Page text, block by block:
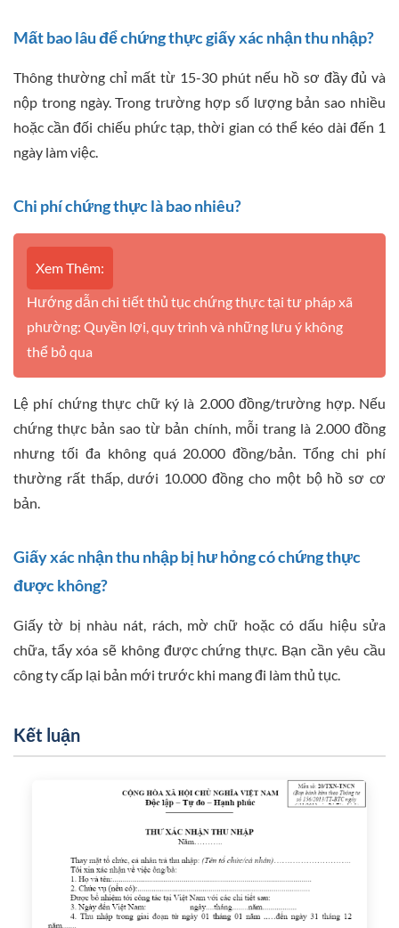
Mất bao lâu để chứng thực giấy xác nhận thu nhập?
Thông thường chỉ mất từ 15-30 phút nếu hồ sơ đầy đủ và
nộp trong ngày. Trong trường hợp số lượng bản sao nhiều
hoặc cần đối chiếu phức tạp, thời gian có thể kéo dài đến 1
ngày làm việc.
Chi phí chứng thực là bao nhiêu?
Xem Thêm:
Hướng dẫn chi tiết thủ tục chứng thực tại tư pháp xã
phường: Quyền lợi, quy trình và những lưu ý không
thể bỏ qua
Lệ phí chứng thực chữ ký là 2.000 đồng/trường hợp. Nếu
chứng thực bản sao từ bản chính, mỗi trang là 2.000 đồng
nhưng tối đa không quá 20.000 đồng/bản. Tổng chi phí
thường rất thấp, dưới 10.000 đồng cho một bộ hồ sơ cơ
bản.
Giấy xác nhận thu nhập bị hư hỏng có chứng thực
được không?
Giấy tờ bị nhàu nát, rách, mờ chữ hoặc có dấu hiệu sửa
chữa, tẩy xóa sẽ không được chứng thực. Bạn cần yêu cầu
công ty cấp lại bản mới trước khi mang đi làm thủ tục.
Kết luận